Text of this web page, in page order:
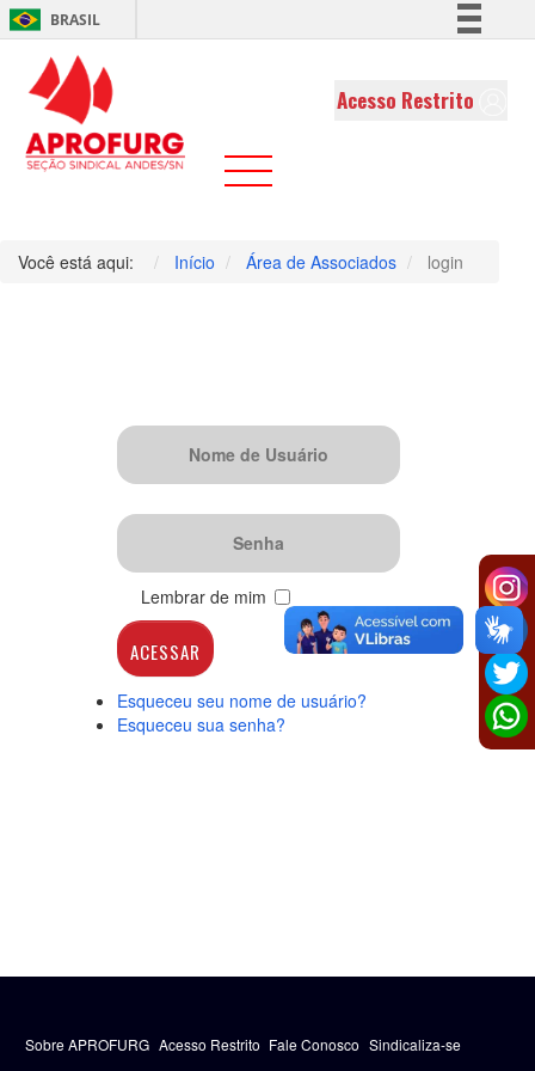
BRASIL
Comunica BR
Acesso Restrito
Você está aqui: Início Área de Associados login
Lembrar de mim
ACESSAR
Esqueceu seu nome de usuário?
Esqueceu sua senha?
Sobre APROFURG Acesso Restrito Fale Conosco Sindicaliza-se